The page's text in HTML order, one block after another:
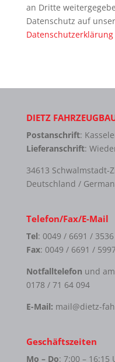
an Dritte
Datenschutz auf
Datenschutzerklärung
DIETZ
Postanschrift:
Lieferanschrift:
34613 Schwalmstadt-
Deutschland /
Telefon/Fax/E-Mail
Tel: 0049 / 6691 / 3536
Fax: 0049 / 6691 /
Notfalltelefon und am
0178 / 71 64 094
E-Mail: mail@dietz-
Geschäftszeiten
Mo – Do: 7:00 – 16:15